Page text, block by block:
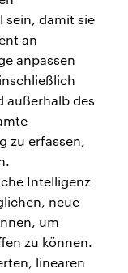
sein, damit sie
an
anpassen
außerhalb des
zu erfassen,
Intelligenz
neue
um
zu können.
linearen